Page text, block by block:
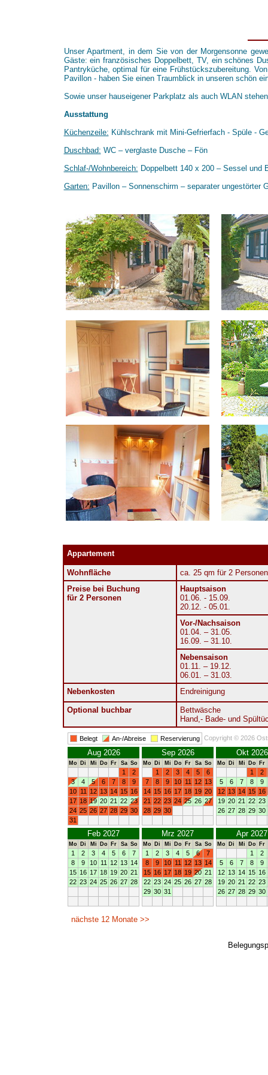
Unser Apartment, in dem Sie von der Morgensonne
Gäste: ein französisches Doppelbett, TV, ein schönes
Pantryküche, optimal für eine Frühstückszubereitung.
Pavillon - haben Sie einen Traumblick in unseren schön
Sowie unser hauseigener Parkplatz als auch WLAN
Ausstattung
Küchenzeile: Kühlschrank mit Mini-Gefrierfach - Spüle -
Duschbad: WC – verglaste Dusche – Fön
Schlaf-/Wohnbereich: Doppelbett 140 x 200 – Sessel und
Garten: Pavillon – Sonnenschirm – separater ungestörter
Appartement
Wohnfläche
ca. 25 qm für 2 Personen
Preise bei Buchung
für 2 Personen
Hauptsaison
01.06. - 15.09.
20.12. - 05.01.
Vor-/Nachsaison
01.04. – 31.05.
16.09. – 31.10.
Nebensaison
01.11. – 19.12.
06.01. – 31.03.
Nebenkosten
Endreinigung
Optional buchbar
Bettwäsche
Hand,- Bade- und